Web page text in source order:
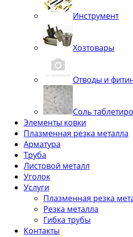
Инструмент
Хозтовары
Отводы и
Соль
Элементы ковки
Плазменная резка металла
Арматура
Труба
Листовой металл
Уголок
Услуги
Плазменная резка
Резка металла
Гибка трубы
Контакты